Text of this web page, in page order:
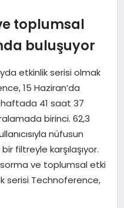
toplumsal
buluşuyor
etkinlik serisi olmak
15 Haziran’da
haftada 41 saat 37
birinci. 62,3
nüfusun
filtreyle karşılaşıyor.
ve toplumsal etki
serisi Technoference,